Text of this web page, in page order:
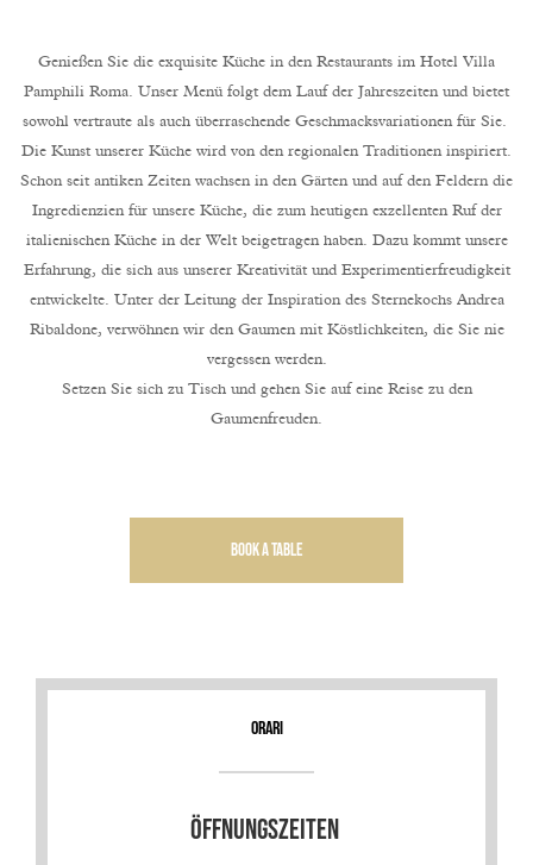
Genießen Sie die exquisite Küche in den Restaurants im Hotel Villa
Pamphili Roma. Unser Menü folgt dem Lauf der Jahreszeiten und bietet
sowohl vertraute als auch überraschende Geschmacksvariationen für Sie.
Die Kunst unserer Küche wird von den regionalen Traditionen inspiriert.
Schon seit antiken Zeiten wachsen in den Gärten und auf den Feldern die
Ingredienzien für unsere Küche, die zum heutigen exzellenten Ruf der
italienischen Küche in der Welt beigetragen haben. Dazu kommt unsere
Erfahrung, die sich aus unserer Kreativität und Experimentierfreudigkeit
entwickelte. Unter der Leitung der Inspiration des Sternekochs Andrea
Ribaldone, verwöhnen wir den Gaumen mit Köstlichkeiten, die Sie nie
vergessen werden.
Setzen Sie sich zu Tisch und gehen Sie auf eine Reise zu den
Gaumenfreuden.
Book a table
Orari
ÖFFNUNGSZEITEN